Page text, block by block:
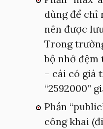
dùng để chỉ
nên được
Trong
bộ nhớ
– cái có giá
“2592000”
Phần
công khai